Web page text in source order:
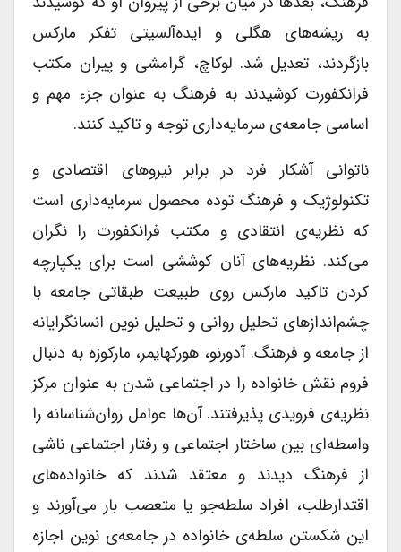
به ریشه‌های هگلی و ایده‌آلسیتی تفکر مارکس
بازگردند، تعدیل شد. لوکاچ، گرامشی و پیران مکتب
فرانکفورت کوشیدند به فرهنگ به عنوان جزء مهم و
اساسی جامعه‌ی سرمایه‌داری توجه و تاکید کنند.
ناتوانی آشکار فرد در برابر نیروهای اقتصادی و
تکنولوژیک و فرهنگ توده محصول سرمایه‌داری است
که نظریه‌ی انتقادی و مکتب فرانکفورت را نگران
می‌کند. نظریه‌های آنان کوششی است برای یکپارچه
کردن تاکید مارکس روی طبیعت طبقاتی جامعه با
چشم‌اندازهای تحلیل روانی و تحلیل نوین انسانگرایانه
از جامعه و فرهنگ. آدورنو، هورکهایمر، مارکوزه به دنبال
فروم نقش خانواده را در اجتماعی شدن به عنوان مرکز
نظریه‌ی فرویدی پذیرفتند. آن‌ها عوامل روان‌شناسانه را
واسطه‌ای بین ساختار اجتماعی و رفتار اجتماعی ناشی
از فرهنگ دیدند و معتقد شدند که خانواده‌های
اقتدارطلب، افراد سلطه‌جو یا متعصب بار می‌آورند و
این شکستن سلطه‌‌ی خانواده در جامعه‌ی نوین اجازه